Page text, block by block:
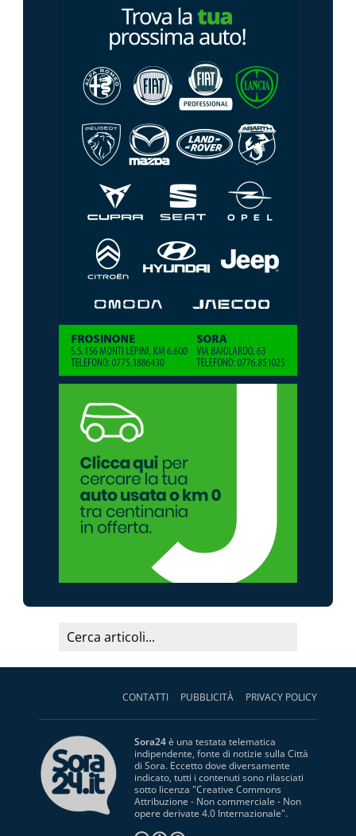
CONTATTI PUBBLICITÀ PRIVACY POLICY
Sora24è una testata telematica
indipendente, fonte di notizie sulla Città
di Sora. Eccetto dove diversamente
indicato, tutti i contenuti sono rilasciati
sotto licenza "Creative Commons
Attribuzione - Non commerciale - Non
opere derivate 4.0 Internazionale".